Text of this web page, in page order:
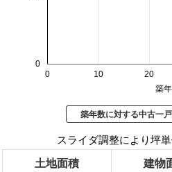
0 10 20
0
築
築年数に対する中古一
スライダ調整により坪
土地面積 建物